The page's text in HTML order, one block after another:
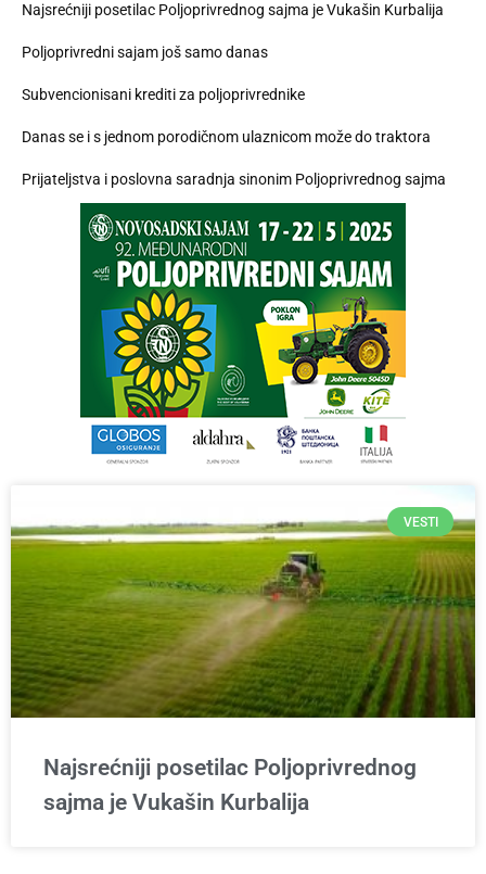
Najsrećniji posetilac Poljoprivrednog sajma je Vukašin Kurbalija
Poljoprivredni sajam još samo danas
Subvencionisani krediti za poljoprivrednike
Danas se i s jednom porodičnom ulaznicom može do traktora
Prijateljstva i poslovna saradnja sinonim Poljoprivrednog sajma
VESTI
Najsrećniji posetilac Poljoprivrednog
sajma je Vukašin Kurbalija